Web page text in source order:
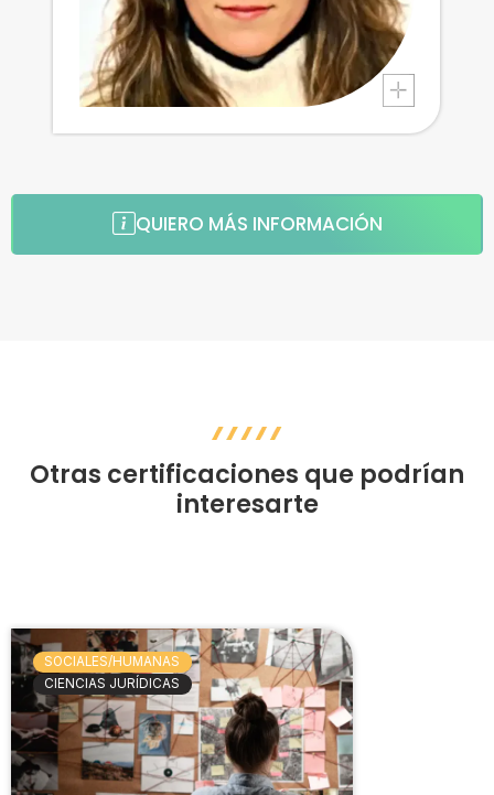
QUIERO MÁS INFORMACIÓN
Otras certificaciones que podrían
interesarte
SOCIALES/HUMANAS
CIENCIAS JURÍDICAS